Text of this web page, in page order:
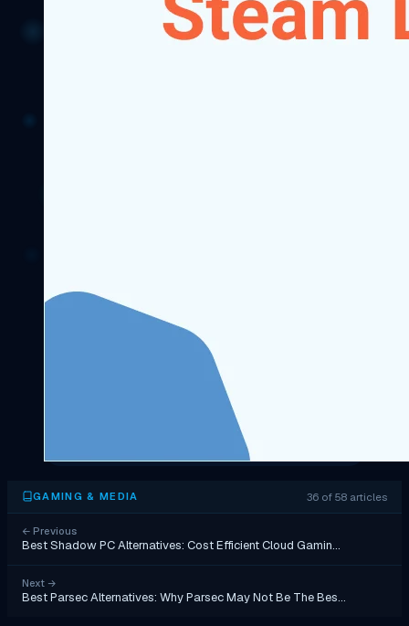
GAMING & MEDIA 36 of 58 articles
← Previous
Best Shadow PC Alternatives: Cost Efficient Cloud Gamin…
Next →
Best Parsec Alternatives: Why Parsec May Not Be The Bes…